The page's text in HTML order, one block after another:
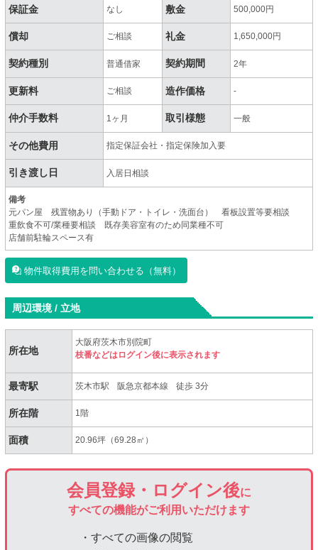
保証金 なし 敷金 500,000円
償却 ご相談 礼金 1,650,000円
契約種別 普通借家 契約期間 2年
更新料 ご相談 造作価格 -
仲介手数料 1ヶ月 取引様態 一般
その他費用 指定保証会社・指定保険加入要
引き渡し日 入居日相談
備考
元パン屋 残置物あり（手動ドア・トイレ・洗面台） 看板設置等要相談
重飲食不可/業種要相談 既存美容室有のため同業種不可
店舗前駐輪スペース有
物件取得費用を問い合わせる（無料）
周辺環境 / 立地
所在地
大阪府茨木市別院町
枝番などはログイン後に表示されます
最寄駅 茨木市駅 阪急京都本線 徒歩 3分
所在階 1階
面積 20.96坪（69.28㎡）
会員登録・ログイン後に
すべての機能がご利用いただけます
・すべての画像の閲覧